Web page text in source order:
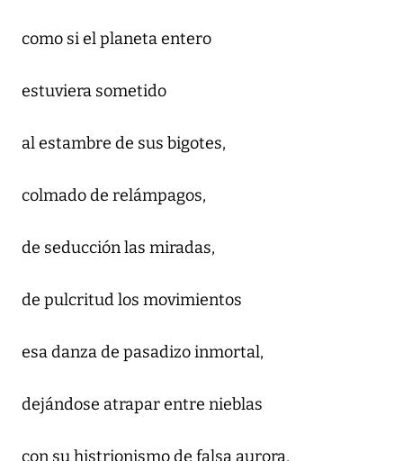
como si el planeta entero
estuviera sometido
al estambre de sus bigotes,
colmado de relámpagos,
de seducción las miradas,
de pulcritud los movimientos
esa danza de pasadizo inmortal,
dejándose atrapar entre nieblas
con su histrionismo de falsa aurora,